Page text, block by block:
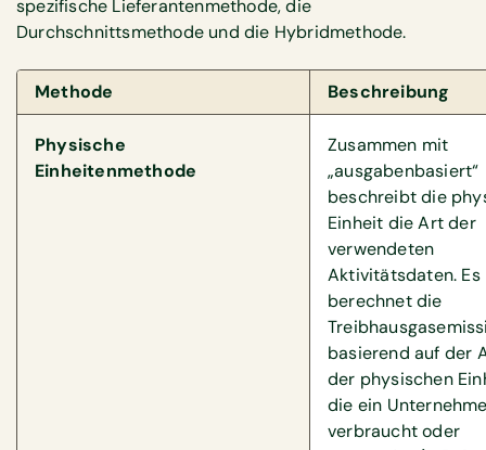
spezifische Lieferantenmethode, die
Durchschnittsmethode und die Hybridmethode.
Methode Beschreibung
Physische
Einheitenmethode
Zusammen mit
„ausgabenbasiert“
beschreibt die
Einheit die Art der
verwendeten
Aktivitätsdaten. Es
berechnet die
basierend auf der
der physischen
die ein
verbraucht oder